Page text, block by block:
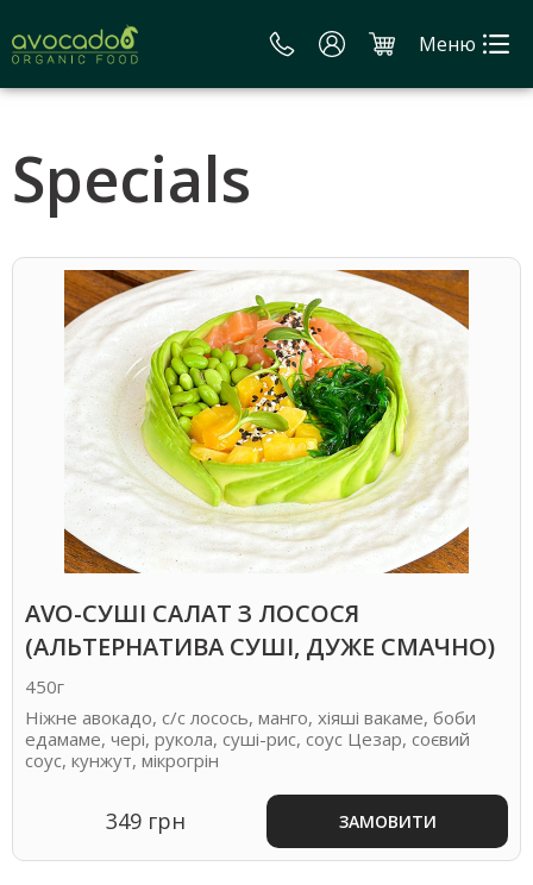
Меню
Specials
AVO-СУШІ САЛАТ З ЛОСОСЯ
(АЛЬТЕРНАТИВА СУШІ, ДУЖЕ СМАЧНО)
450г
Ніжне авокадо, с/с лосось, манго, хіяші вакаме, боби
едамаме, чері, рукола, суші-рис, соус Цезар, соєвий
соус, кунжут, мікрогрін
349 грн ЗАМОВИТИ